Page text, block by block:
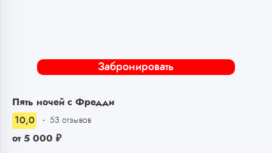
Забронировать
Пять ночей с Фредди
10,0
53 отзывов
от 5 000 ₽